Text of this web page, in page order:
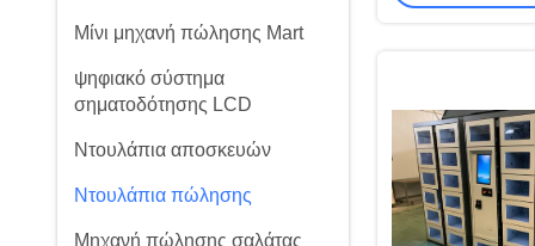
Μίνι μηχανή πώλησης Mart
ψηφιακό σύστημα
σηματοδότησης LCD
Ντουλάπια αποσκευών
Ντουλάπια πώλησης
Μηχανή πώλησης σαλάτας